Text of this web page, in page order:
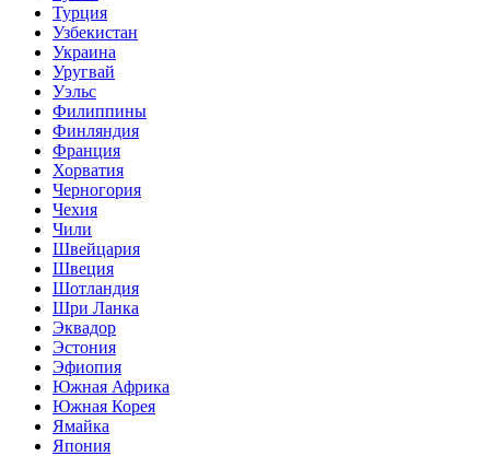
Турция
Узбекистан
Украина
Уругвай
Уэльс
Филиппины
Финляндия
Франция
Хорватия
Черногория
Чехия
Чили
Швейцария
Швеция
Шотландия
Шри Ланка
Эквадор
Эстония
Эфиопия
Южная Африка
Южная Корея
Ямайка
Япония